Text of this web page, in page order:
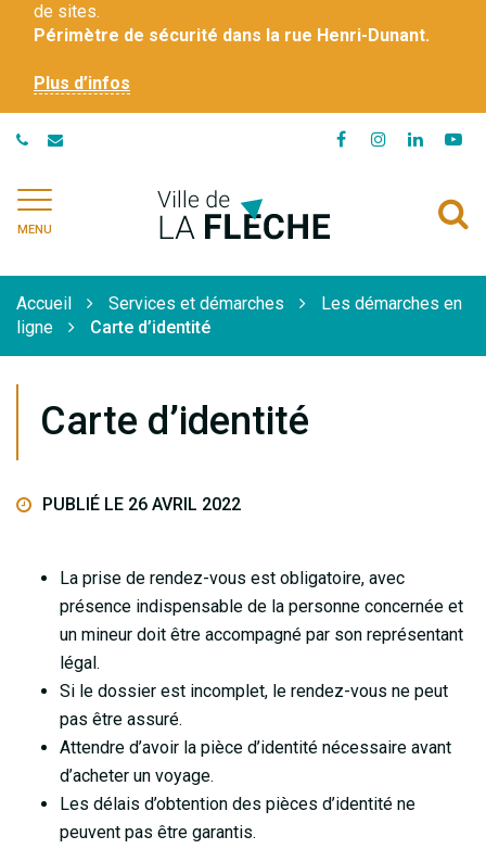
de sites.
Périmètre de sécurité dans la rue Henri-Dunant.
Plus d’infos
Lien
Lien
compte
Instagram
Lien
compte
MENU
Accueil Services et démarches
Les démarches en
ligne
Carte d’identité
Carte d’identité
PUBLIÉ LE 26 AVRIL 2022
La prise de rendez-vous est obligatoire, avec
présence indispensable de la personne concernée et
un mineur doit être accompagné par son représentant
légal.
Si le dossier est incomplet, le rendez-vous ne peut
pas être assuré.
Attendre d’avoir la pièce d’identité nécessaire avant
d’acheter un voyage.
Les délais d’obtention des pièces d’identité ne
peuvent pas être garantis.